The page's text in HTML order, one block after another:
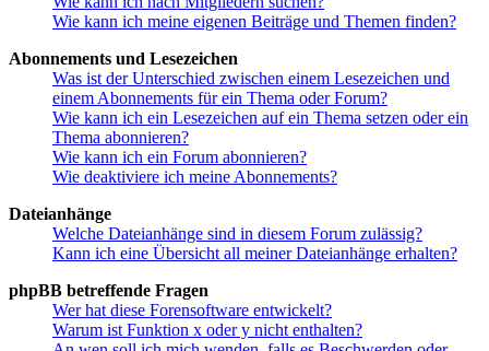
Wie kann ich meine eigenen Beiträge und Themen finden?
Abonnements und Lesezeichen
Was ist der Unterschied zwischen einem Lesezeichen und
einem Abonnements für ein Thema oder Forum?
Wie kann ich ein Lesezeichen auf ein Thema setzen oder ein
Thema abonnieren?
Wie kann ich ein Forum abonnieren?
Wie deaktiviere ich meine Abonnements?
Dateianhänge
Welche Dateianhänge sind in diesem Forum zulässig?
Kann ich eine Übersicht all meiner Dateianhänge erhalten?
phpBB betreffende Fragen
Wer hat diese Forensoftware entwickelt?
Warum ist Funktion x oder y nicht enthalten?